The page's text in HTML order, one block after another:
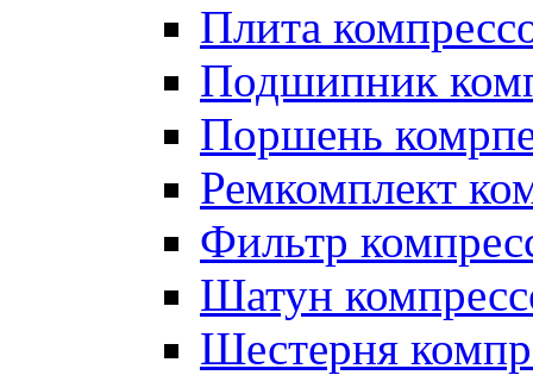
Плита
Подшипник
Поршень
Ремкомплект
Фильтр
Шатун
Шестерня